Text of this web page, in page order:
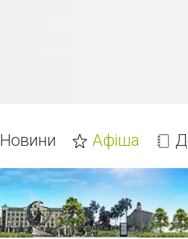
Новини Афіша